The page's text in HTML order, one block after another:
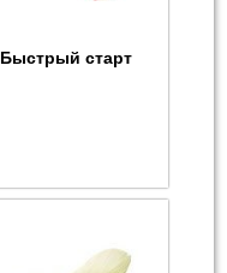
Быстрый старт